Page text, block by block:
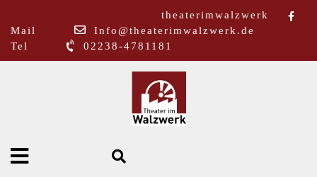
theaterimwalzwerk
Mail
Info@theaterimwalzwerk.de
Tel
02238-4781181